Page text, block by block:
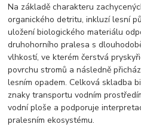
Na základě charakteru
organického detritu, inkluzí lesní
uložení biologického materiálu
druhohorního pralesa s
vlhkostí, ve kterém čerstvá
povrchu stromů a následně
lesním opadem. Celková skladba
znaky transportu vodním
vodní ploše a podporuje
pralesním ekosystému.